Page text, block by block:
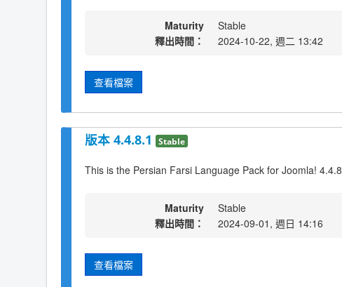
Maturity
Stable
釋出時間：
2024-10-22, 週二 13:42
查看檔案
版本 4.4.8.1 Stable
This is the Persian Farsi Language Pack for Joomla! 4.4.8
Maturity
Stable
釋出時間：
2024-09-01, 週日 14:16
查看檔案